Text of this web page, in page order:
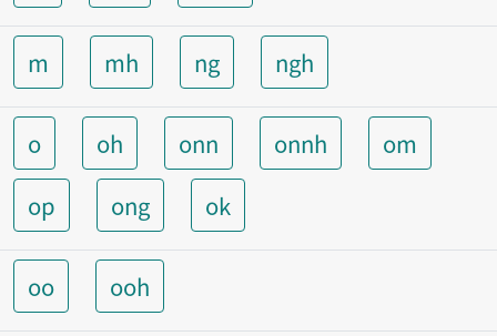
m mh ng ngh
o oh onn onnh
om
op
ong ok
oo ooh